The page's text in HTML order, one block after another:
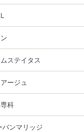
ステイタス
ージュ
科
ンマリッジ